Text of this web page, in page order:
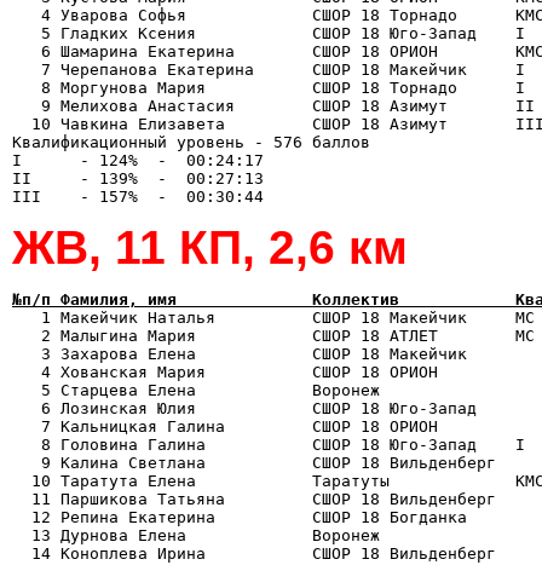
4 Уварова Софья             СШОР 18 Торнадо
5 Гладких Ксения            СШОР 18 Юго-Запад
6 Шамарина Екатерина        СШОР 18 ОРИОН
7 Черепанова Екатерина      СШОР 18 Макейчик     I
8 Моргунова Мария           СШОР 18 Торнадо      I
9 Мелихова Анастасия        СШОР 18 Азимут
10 Чавкина Елизавета         СШОР 18 Азимут
Квалификационный уровень - 576 баллов
I      - 124%  -  00:24:17
II     - 139%  -  00:27:13
ЖВ, 11 КП, 2,6 км
№п/п Фамилия, имя              Коллектив            Квал
1 Макейчик Наталья          СШОР 18 Макейчик
2 Малыгина Мария            СШОР 18 АТЛЕТ
3 Захарова Елена            СШОР 18 Макейчик
4 Хованская Мария           СШОР 18 ОРИОН
5 Старцева Елена            Воронеж
6 Лозинская Юлия            СШОР 18 Юго-Запад
7 Кальницкая Галина         СШОР 18 ОРИОН
8 Головина Галина           СШОР 18 Юго-Запад    I
9 Калина Светлана           СШОР 18 Вильденберг
10 Таратута Елена            Таратуты
11 Паршикова Татьяна         СШОР 18 Вильденберг
12 Репина Екатерина          СШОР 18 Богданка
13 Дурнова Елена             Воронеж
14 Коноплева Ирина           СШОР 18 Вильденберг